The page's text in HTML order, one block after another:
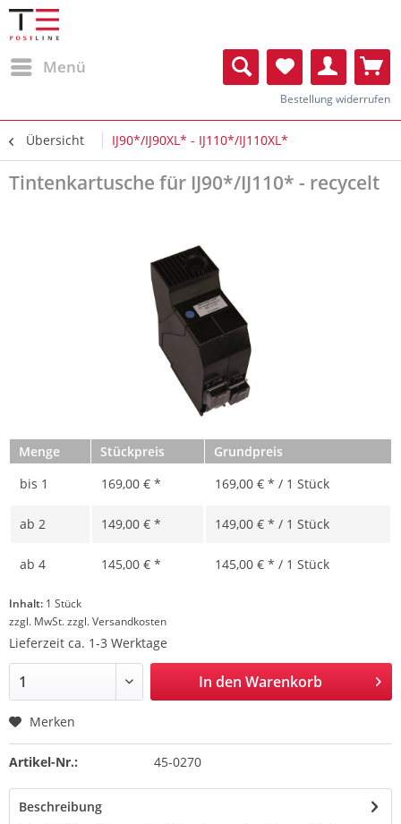
Menü
Bestellung widerrufen
Übersicht IJ90*/IJ90XL* - IJ110*/IJ110XL*
Tintenkartusche für IJ90*/IJ110* - recycelt
Menge Stückpreis
Grundpreis
bis 1 169,00 € * 169,00 € * / 1 Stück
ab 2 149,00 € * 149,00 € * / 1 Stück
ab 4 145,00 € * 145,00 € * / 1 Stück
Inhalt: 1 Stück
zzgl. MwSt.zzgl. Versandkosten
Lieferzeit ca. 1-3 Werktage
In den Warenkorb
Merken
Artikel-Nr.: 45-0270
Beschreibung